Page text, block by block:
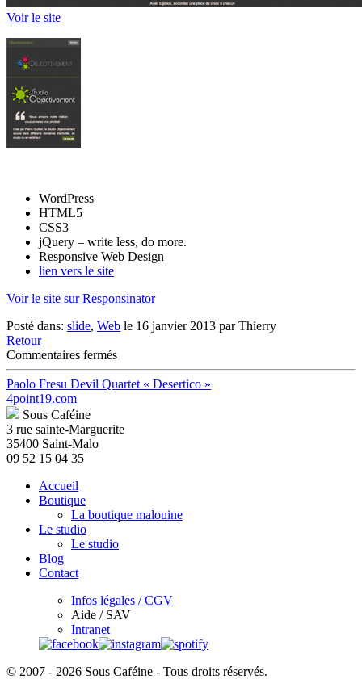
Voir le site
WordPress
HTML5
CSS3
jQuery – write less, do more.
Responsive Web Design
lien vers le site
Voir le site sur Responsinator
Posté dans: slide, Web le 16 janvier 2013 par Thierry
Retour
Commentaires ferméssur
Objectivement.com
V2
Paolo Fresu Devil Quartet « Desertico »
4point19.com
Sous Caféine
3 rue sainte-Marguerite
35400 Saint-Malo
09 52 15 04 35
Accueil
Boutique
La boutique malouine
Le studio
Le studio
Blog
Contact
Infos légales / CGV
Aide / SAV
Intranet
© 2007 - 2026 Sous Caféine - Tous droits réservés.